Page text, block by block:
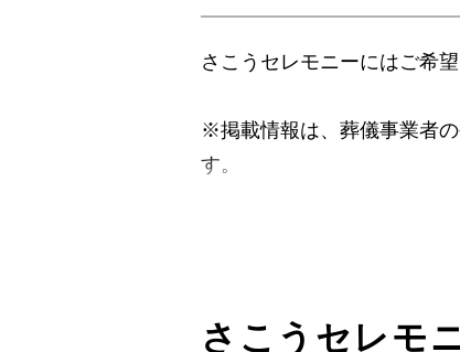
さこうセレモニーにはご希
※掲載情報は、葬儀事業者
す。
プランに含まれる設備・サ
さこうセレモ